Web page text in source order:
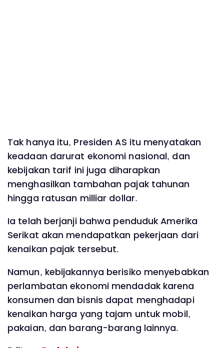
Tak hanya itu, Presiden AS itu menyatakan
keadaan darurat ekonomi nasional, dan
kebijakan tarif ini juga diharapkan
menghasilkan tambahan pajak tahunan
hingga ratusan milliar dollar.
Ia telah berjanji bahwa penduduk Amerika
Serikat akan mendapatkan pekerjaan dari
kenaikan pajak tersebut.
Namun, kebijakannya berisiko menyebabkan
perlambatan ekonomi mendadak karena
konsumen dan bisnis dapat menghadapi
kenaikan harga yang tajam untuk mobil,
pakaian, dan barang-barang lainnya.